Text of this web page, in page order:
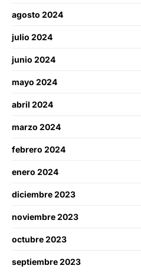
agosto 2024
julio 2024
junio 2024
mayo 2024
abril 2024
marzo 2024
febrero 2024
enero 2024
diciembre 2023
noviembre 2023
octubre 2023
septiembre 2023